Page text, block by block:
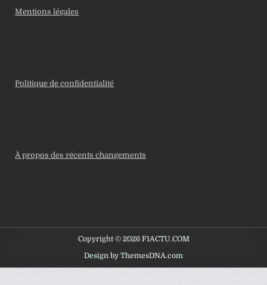
Mentions légales
Politique de confidentialité
À propos des récents changements
Copyright © 2026 F1ACTU.COM
Design by ThemesDNA.com